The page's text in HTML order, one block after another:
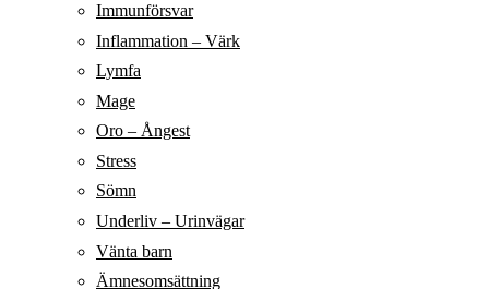
Immunförsvar
Inflammation – Värk
Lymfa
Mage
Oro – Ångest
Stress
Sömn
Underliv – Urinvägar
Vänta barn
Ämnesomsättning